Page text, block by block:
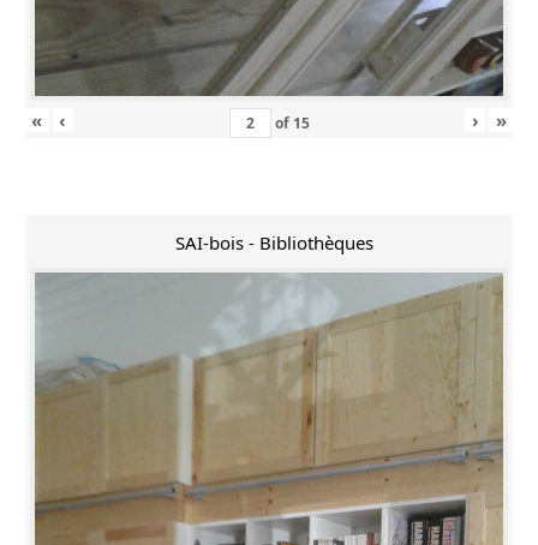
« ‹ of 15 › »
SAI-bois - Bibliothèques